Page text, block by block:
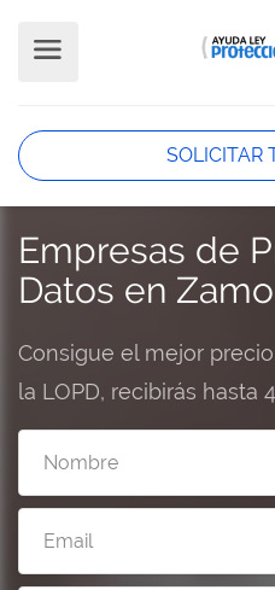
SOLICITAR
Empresas de
Datos en
Consigue el mejor
la LOPD, recibirás hasta